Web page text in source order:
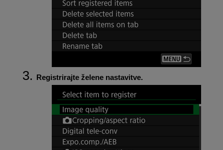
Registrirajte želene nastavitve.